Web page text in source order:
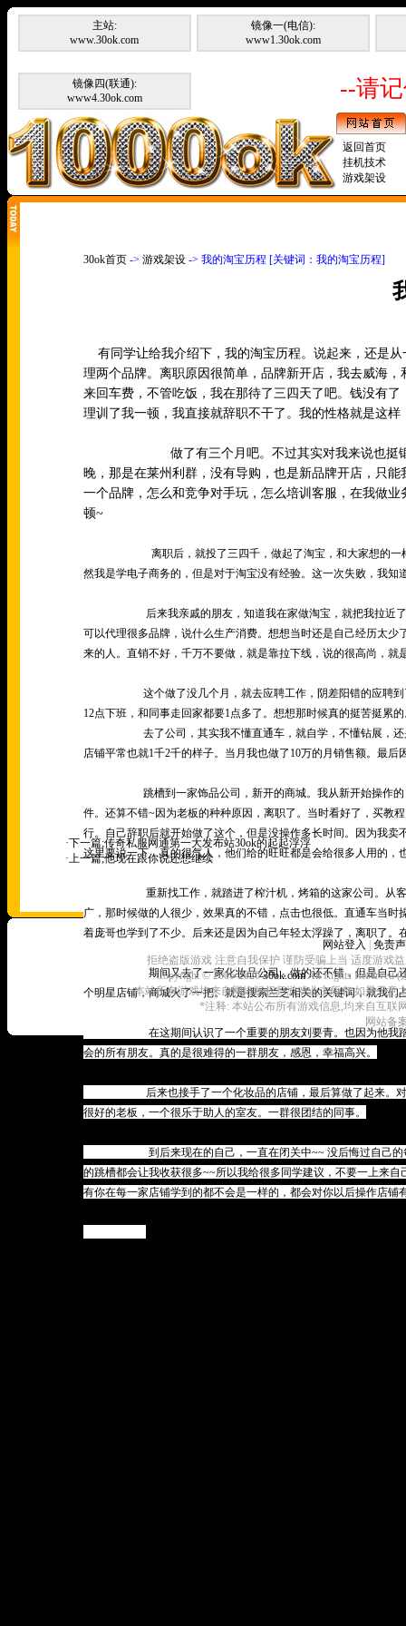
主站:
www.30ok.com
镜像一(电信):
www1.30ok.com
镜像四(联通):
www4.30ok.com
--请
返回首页
挂机技术
游戏架设
30ok首页 -> 游戏架设 -> 我的淘宝历程 [关键词：我的淘宝历程]
有同学让给我介绍下，我的淘宝历程。说起来，还是
理两个品牌。离职原因很简单，品牌新开店，我去威海
来回车费，不管吃饭，我在那待了三四天了吧。钱没有
理训了我一顿，我直接就辞职不干了。我的性格就是这
做了有三个月吧。不过其实对我来说也挺锻炼的
晚，那是在莱州利群，没有导购，也是新品牌开店，只
一个品牌，怎么和竞争对手玩，怎么培训客服，在我做
顿~
离职后，就投了三四千，做起了淘宝，和大家想的一样，
然我是学电子商务的，但是对于淘宝没有经验。这一次失败，我
后来我亲戚的朋友，知道我在家做淘宝，就把我拉近了一个
可以代理很多品牌，说什么生产消费。想想当时还是自己经历太
来的人。直销不好，千万不要做，就是靠拉下线，说的很高尚，就
这个做了没几个月，就去应聘工作，阴差阳错的应聘到了一
12点下班，和同事走回家都要1点多了。想想那时候真的挺苦挺累
去了公司，其实我不懂直通车，就自学，不懂钻展，还是自
店铺平常也就1千2千的样子。当月我也做了10万的月销售额。最后
跳槽到一家饰品公司，新开的商城。我从新开始操作的，试
件。还算不错~因为老板的种种原因，离职了。当时看好了，买教
行。自己辞职后就开始做了这个，但是没操作多长时间。因为我
这里要说一下，真的很气人，他们给的旺旺都是会给很多人用的
重新找工作，就踏进了榨汁机，烤箱的这家公司。从客服开
广，那时候做的人很少，效果真的不错，点击也很低。直通车当
着庞哥也学到了不少。后来还是因为自己年轻太浮躁了，离职了
期间又去了一家化妆品公司，做的还不错，但是自己还是
个明星店铺，商城火了一把。就是搜索兰芝相关的关键词，就我
在这期间认识了一个重要的朋友刘要青。也因为他我踏进
会的所有朋友。真的是很难得的一群朋友，感恩，幸福高兴。
后来也接手了一个化妆品的店铺，最后算做了起来。对新店
很好的老板，一个很乐于助人的室友。一群很团结的同事。
到后来现在的自己，一直在闭关中~~ 没后悔过自己的每一
的跳槽都会让我收获很多~~所以我给很多同学建议，不要一上来
有你在每一家店铺学到的都不会是一样的，都会对你以后操作店
·下一篇;传奇私服网通第一大发布站30ok的起起浮浮
·上一篇;他现在跟你说还想继续
网站登入
免责
拒绝盗版游戏 注意自我保护 谨防受骗上当 适度游戏
Copyright © 2005-202030ok.comAll Rights Reserved
本站所有游戏均来自网络版权归游戏业主所有,如果无意
*注释: 本站公布所有游戏信息,均来自互联
网站备